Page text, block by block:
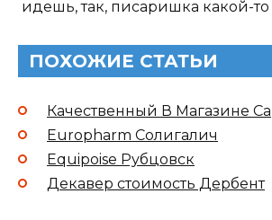
идешь, так, писаришка какой-
ПОХОЖИЕ СТАТЬИ
Качественный В Магазине
Europharm Солигалич
Equipoise Рубцовск
Декавер стоимость Дербент